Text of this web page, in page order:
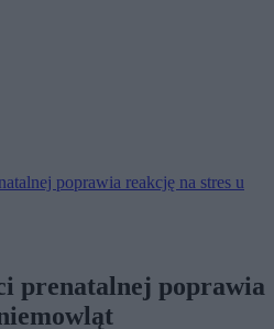
poprawia reakcję na stres u
prenatalnej poprawia